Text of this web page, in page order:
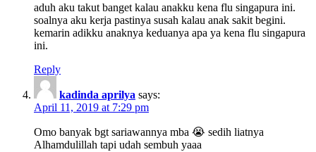
aduh aku takut banget kalau anakku kena flu singapura ini.
soalnya aku kerja pastinya susah kalau anak sakit begini.
kemarin adikku anaknya keduanya apa ya kena flu singapura
ini.
Reply
kadinda aprilya says:
April 11, 2019 at 7:29 pm
Omo banyak bgt sariawannya mba 😭 sedih liatnya
Alhamdulillah tapi udah sembuh yaaa